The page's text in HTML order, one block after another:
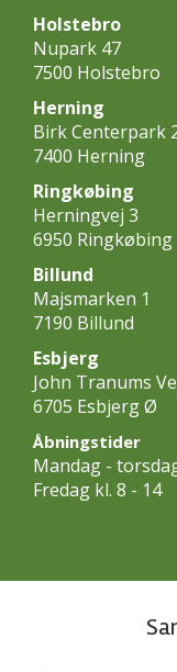
Holstebro
Nupark 47
7500 Holstebro
Herning
Birk Centerpark
7400 Herning
Ringkøbing
Herningvej 3
6950 Ringkøbing
Billund
Majsmarken 1
7190 Billund
Esbjerg
John Tranums
6705 Esbjerg Ø
Åbningstider
Mandag -
Fredag kl. 8 - 14